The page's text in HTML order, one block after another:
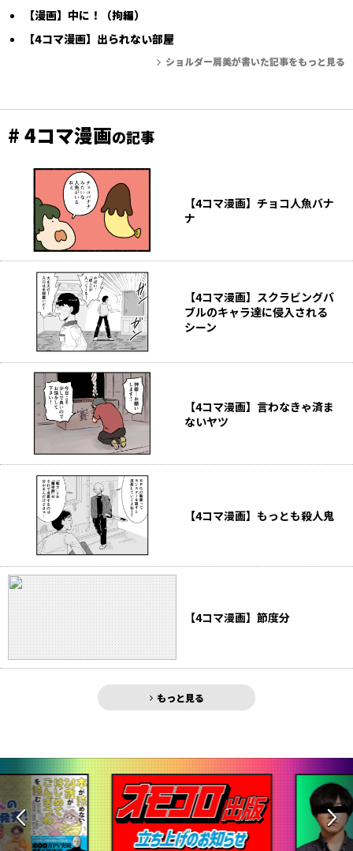
【漫画】中に！（拘編）
【4コマ漫画】出られない部屋
ショルダー肩美が書いた記事をもっと見る
# 4コマ漫画の記事
【4コマ漫画】チョコ人魚バナ
ナ
【4コマ漫画】スクラビングバ
ブルのキャラ達に侵入される
シーン
【4コマ漫画】言わなきゃ済ま
ないヤツ
【4コマ漫画】もっとも殺人鬼
【4コマ漫画】節度分
もっと見る